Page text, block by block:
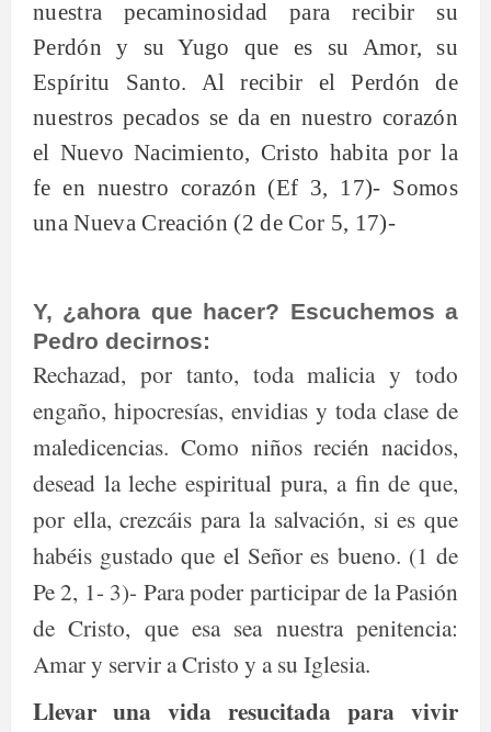
nuestra pecaminosidad para recibir su
Perdón y su Yugo que es su Amor, su
Espíritu Santo. Al recibir el Perdón de
nuestros pecados se da en nuestro corazón
el Nuevo Nacimiento, Cristo habita por la
fe en nuestro corazón (Ef 3, 17)- Somos
una Nueva Creación (2 de Cor 5, 17)-
Y, ¿ahora que hacer? Escuchemos a
Pedro decirnos:
Rechazad, por tanto, toda malicia y todo
engaño, hipocresías, envidias y toda clase de
maledicencias. Como niños recién nacidos,
desead la leche espiritual pura, a fin de que,
por ella, crezcáis para la salvación, si es que
habéis gustado que el Señor es bueno. (1 de
Pe 2, 1- 3)- Para poder participar de la Pasión
de Cristo, que esa sea nuestra penitencia:
Amar y servir a Cristo y a su Iglesia.
Llevar una vida resucitada para vivir